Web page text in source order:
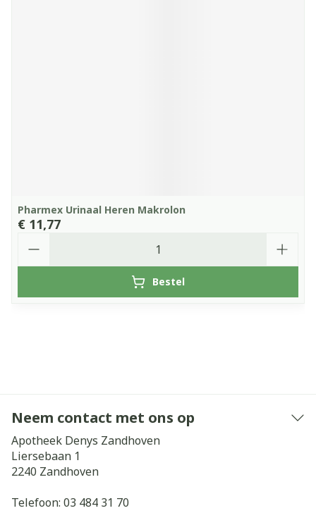
Pharmex Urinaal Heren Makrolon
€ 11,77
Bestel
Neem contact met ons op
Apotheek Denys Zandhoven
Liersebaan 1
2240 Zandhoven
Telefoon: 03 484 31 70